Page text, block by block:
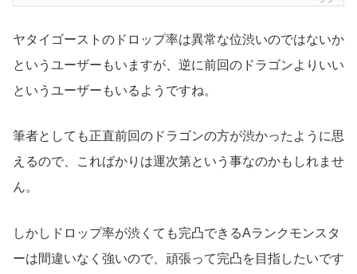
ヤタイゴーストのドロップ率は異常な位渋いのではないか
というユーザーもいますが、逆に前回のドラゴンよりいい
というユーザーもいるようですね。
筆者としても正直前回のドラゴンの方が渋かったように思
えるので、こればかりは運次第という事なのかもしれませ
ん。
しかしドロップ率が渋くても完凸できるAランクモンスタ
ーは間違いなく強いので、頑張って完凸を目指したいです